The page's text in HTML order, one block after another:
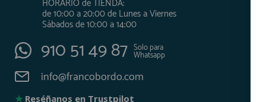
HORARIO de TIENDA:
de 10:00 a 20:00 de Lunes a Viernes
Sábados de 10:00 a 14:00
910 51 49 87 Solo para
Whatsapp
info@francobordo.com
★Reséñanos en Trustpilot